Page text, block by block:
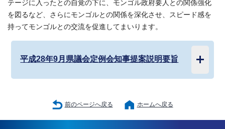
テージに入ったとの自覚の下に、モンゴル政府要人との関係強化
を図るなど、さらにモンゴルとの関係を深化させ、スピード感を
持ってモンゴルとの交流を促進してまいります。
平成28年9月県議会定例会知事提案説明要旨
前のページへ戻る ホームへ戻る